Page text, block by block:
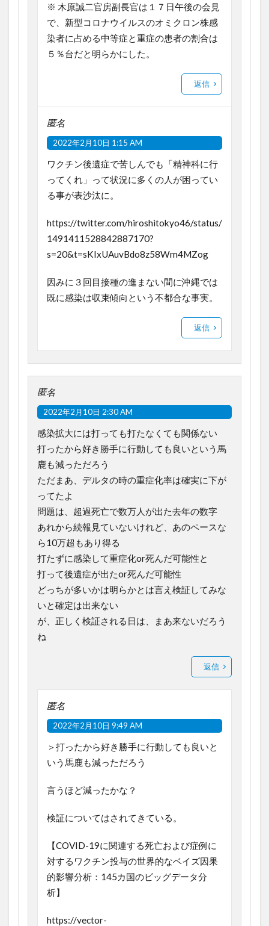
※ 木原誠二官房副長官は１７日午後の会見
で、新型コロナウイルスのオミクロン株感
染者に占める中等症と重症の患者の割合は
５％台だと明らかにした。
返信
匿名
2022年2月10日 1:15 AM
ワクチン後遺症で苦しんでも「精神科に行
ってくれ」って状況に多くの人が困ってい
る事が表沙汰に。
https://twitter.com/hiroshitokyo46/status/
1491411528842887170?
s=20&t=sKIxUAuvBdo8z58Wm4MZog
因みに３回目接種の進まない間に沖縄では
既に感染は収束傾向という不都合な事実。
返信
匿名
2022年2月10日 2:30 AM
感染拡大には打っても打たなくても関係ない
打ったから好き勝手に行動しても良いという馬
鹿も減っただろう
ただまあ、デルタの時の重症化率は確実に下が
ってたよ
問題は、超過死亡で数万人が出た去年の数字
あれから続報見ていないけれど、あのペースな
ら10万超もあり得る
打たずに感染して重症化or死んだ可能性と
打って後遺症が出たor死んだ可能性
どっちが多いかは明らかとは言え検証してみな
いと確定は出来ない
が、正しく検証される日は、まあ来ないだろう
ね
返信
匿名
2022年2月10日 9:49 AM
＞打ったから好き勝手に行動しても良いと
いう馬鹿も減っただろう
言うほど減ったかな？
検証についてはされてきている。
【COVID-19に関連する死亡および症例に
対するワクチン投与の世界的なベイズ因果
的影響分析：145カ国のビッグデータ分
析】
https://vector-